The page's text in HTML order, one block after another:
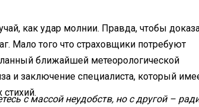
как удар молнии. Правда, чтобы
Мало того что страховщики потребуют
ближайшей метеорологической
и заключение специалиста, который
с массой неудобств, но с другой –